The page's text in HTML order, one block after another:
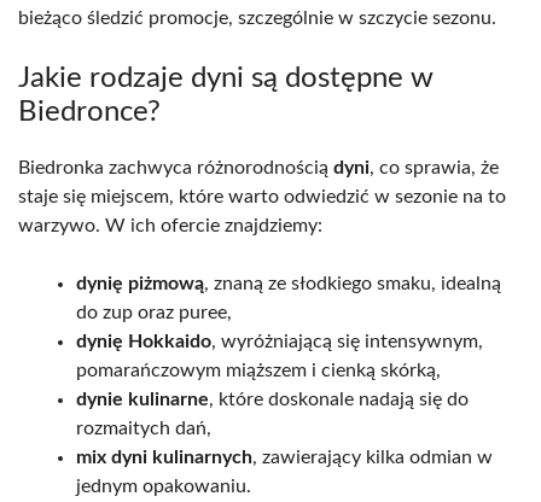
bieżąco śledzić promocje, szczególnie w szczycie sezonu.
Jakie rodzaje dyni są dostępne w
Biedronce?
Biedronka zachwyca różnorodnością dyni, co sprawia, że
staje się miejscem, które warto odwiedzić w sezonie na to
warzywo. W ich ofercie znajdziemy:
dynię piżmową, znaną ze słodkiego smaku, idealną
do zup oraz puree,
dynię Hokkaido, wyróżniającą się intensywnym,
pomarańczowym miąższem i cienką skórką,
dynie kulinarne, które doskonale nadają się do
rozmaitych dań,
mix dyni kulinarnych, zawierający kilka odmian w
jednym opakowaniu.